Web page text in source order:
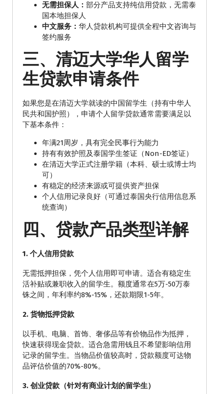
无需担保人： 部分产品支持纯信用贷款，无需泰
国本地担保人
中文服务： 华人贷款机构可提供全程中文咨询与
签约服务
三、清迈大学华人留学
生贷款申请条件
如果您是在清迈大学就读的中国留学生（持有中华人
民共和国护照），申请个人留学贷款通常需要满足以
下基本条件：
年满21周岁，具有完全民事行为能力
持有有效护照及泰国学生签证（Non-ED签证）
在清迈大学正式注册学籍（本科、硕士或博士均
可）
有稳定的经济来源或可提供资产担保
个人信用记录良好（可通过泰国央行信用信息系
统查询）
四、贷款产品类型详解
1. 个人信用贷款
无需抵押担保，凭个人信用即可申请。适合有稳定生
活补贴或兼职收入的留学生。额度通常在5万-50万泰
铢之间，年利率约8%-15%，还款期限1-5年。
2. 货物抵押贷款
以手机、电脑、首饰、奢侈品等有价物品作为抵押，
快速获得现金贷款。适合急需用钱且不希望影响信用
记录的留学生。当物品价值较高时，贷款额度可达物
品评估价值的70%-80%。
3. 创业贷款（针对有商业计划的留学生）